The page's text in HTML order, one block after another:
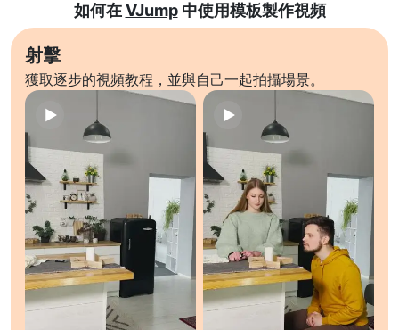
如何在VJump中使用模板製作視頻
射擊
獲取逐步的視頻教程，並與自己一起拍攝場景。